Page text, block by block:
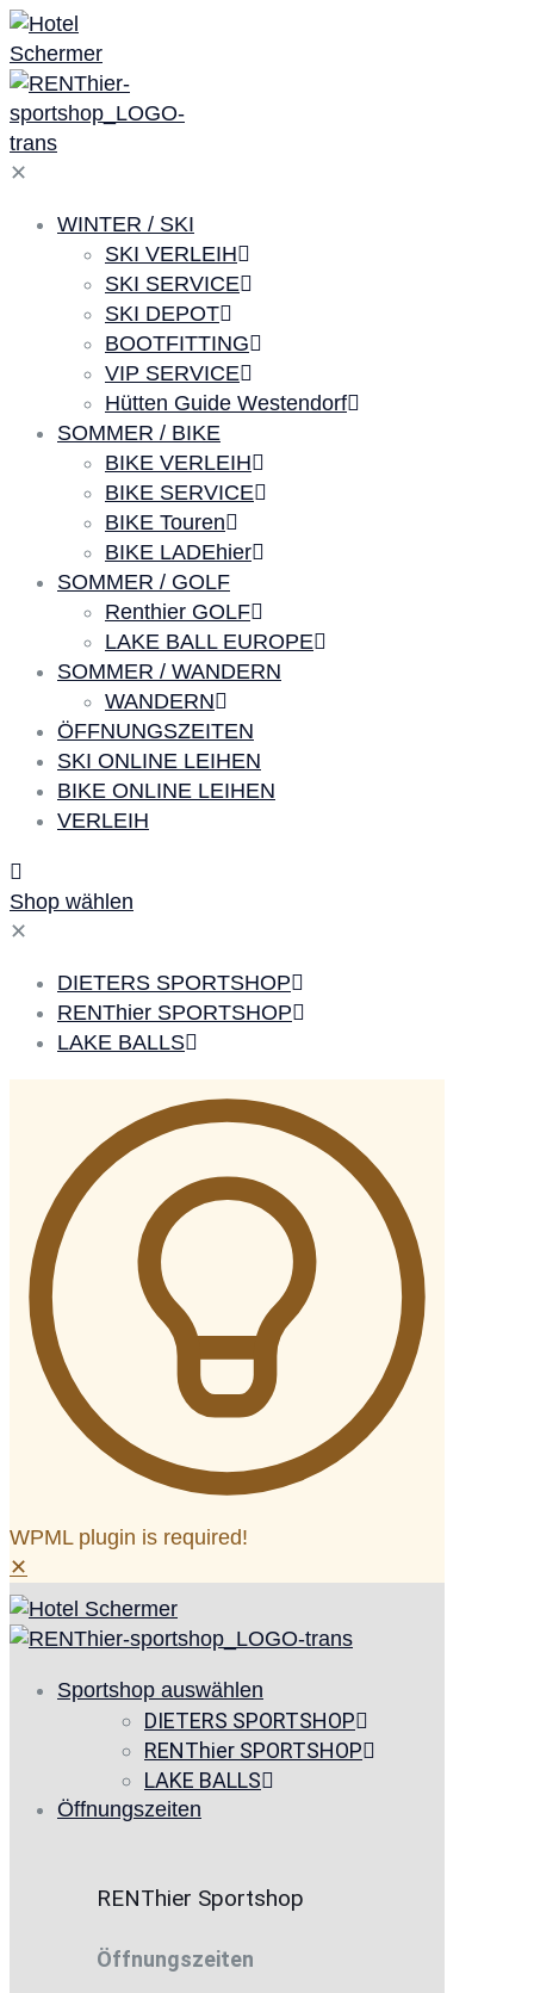
✕
WINTER / SKI
SKI VERLEIH
SKI SERVICE
SKI DEPOT
BOOTFITTING
VIP SERVICE
Hütten Guide Westendorf
SOMMER / BIKE
BIKE VERLEIH
BIKE SERVICE
BIKE Touren
BIKE LADEhier
SOMMER / GOLF
Renthier GOLF
LAKE BALL EUROPE
SOMMER / WANDERN
WANDERN
ÖFFNUNGSZEITEN
SKI ONLINE LEIHEN
BIKE ONLINE LEIHEN
VERLEIH
Shop wählen
✕
DIETERS SPORTSHOP
RENThier SPORTSHOP
LAKE BALLS
WPML plugin is required!
✕
Sportshop auswählen
DIETERS SPORTSHOP
RENThier SPORTSHOP
LAKE BALLS
Öffnungszeiten
RENThier Sportshop
Öffnungszeiten